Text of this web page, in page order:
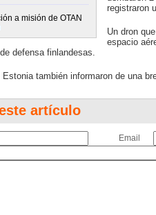
a misión de OTAN
registraron
Un dron
espacio
defensa finlandesas.
también informaron de una
artículo
Email